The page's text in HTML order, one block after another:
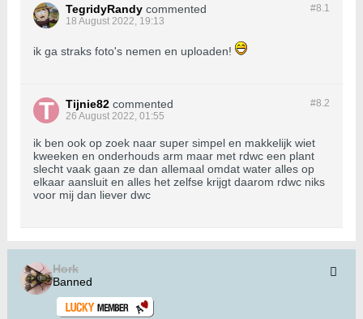
#8.1
TegridyRandy commented
18 August 2022, 19:13
ik ga straks foto's nemen en uploaden!
#8.2
Tijnie82 commented
26 August 2022, 01:55
ik ben ook op zoek naar super simpel en makkelijk wiet
kweeken en onderhouds arm maar met rdwc een plant
slecht vaak gaan ze dan allemaal omdat water alles op
elkaar aansluit en alles het zelfse krijgt daarom rdwc niks
voor mij dan liever dwc
Hork
Banned